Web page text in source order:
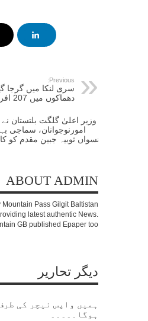
Previous:
سری لنکا میں گرجا
دھماکوں میں 207 افراد ہلاک، کرفیو نافذ
وزیر اعلیٰ گلگت بلتستان نے
امورنوجوانان، سماجی
نسواں ثوبیہ جبین مقدم کو
ABOUT ADMIN
Mountain Pass Gilgit Baltistan
latest authentic News.
GB published Epaper too.
دیگر تحاریر
ہمیں واپس نیچر کی
ہوگا۔۔۔۔۔